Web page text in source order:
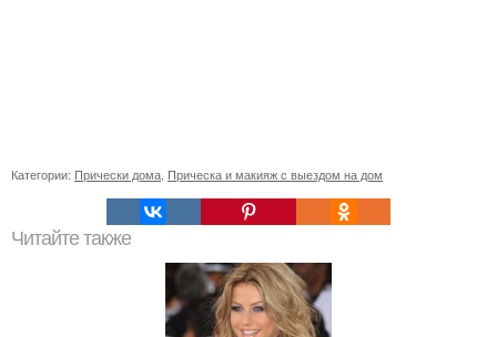
Категории: Прически дома Прическа и макияж с выездом на дом
Читайте также